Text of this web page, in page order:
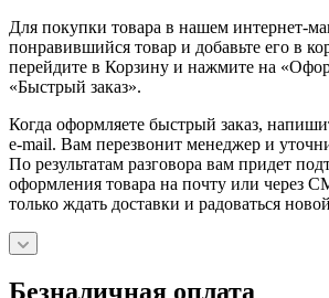
Для покупки товара в нашем интернет-
понравившийся товар и добавьте его в
перейдите в Корзину и нажмите на
«Быстрый заказ».
Когда оформляете быстрый заказ,
e-mail. Вам перезвонит менеджер и
По результатам разговора вам придет
оформления товара на почту или через
только ждать доставки и радоваться
Безналичная оплата